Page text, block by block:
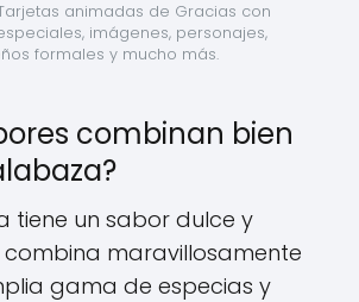
animadas de Gracias con
imágenes, personajes,
formales y mucho más.
combinan bien
tiene un sabor dulce y
maravillosamente
gama de especias y